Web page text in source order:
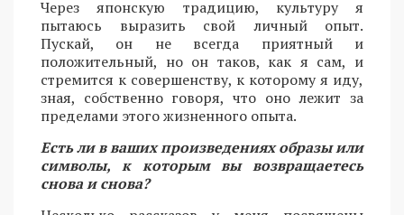
Через японскую традицию, культуру я
пытаюсь выразить свой личный опыт.
Пускай, он не всегда приятный и
положительный, но он таков, как я сам, и
стремится к совершенству, к которому я иду,
зная, собственно говоря, что оно лежит за
пределами этого жизненного опыта.
Есть ли в ваших произведениях образы или
символы, к которым вы возвращаетесь
снова и снова?